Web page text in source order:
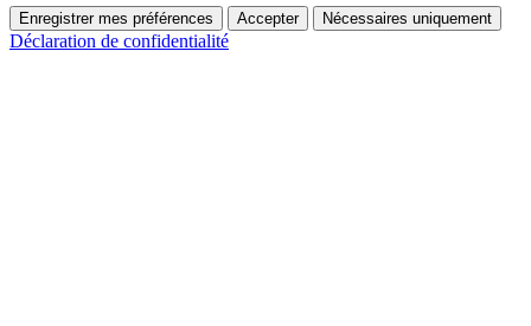
Enregistrer mes préférences Accepter Nécessaires uniquement
Déclaration de confidentialité